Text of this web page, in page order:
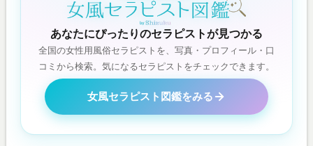
あなたにぴったりのセラピストが見つかる
全国の女性用風俗セラピストを、写真・プロフィール・口
コミから検索。気になるセラピストをチェックできます。
女風セラピスト図鑑をみる